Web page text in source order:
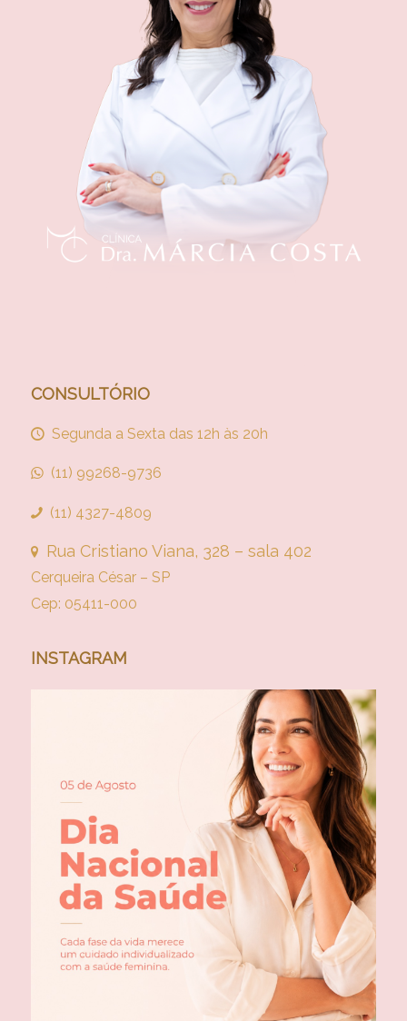
CONSULTÓRIO
Segunda a Sexta das 12h às 20h
(11) 99268-9736
(11) 4327-4809
Rua Cristiano Viana, 328 – sala 402
Cerqueira César – SP
Cep: 05411-000
INSTAGRAM